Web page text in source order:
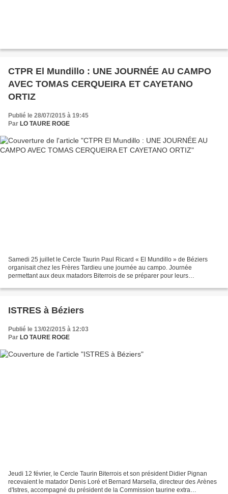
CTPR El Mundillo : UNE JOURNÉE AU CAMPO
AVEC TOMAS CERQUEIRA ET CAYETANO
ORTIZ
Publié le 28/07/2015 à 19:45
Par LO TAURE ROGE
Samedi 25 juillet le Cercle Taurin Paul Ricard « El Mundillo » de Béziers
organisait chez les Frères Tardieu une journée au campo. Journée
permettant aux deux matadors Biterrois de se préparer pour leurs
ISTRES à Béziers
Publié le 13/02/2015 à 12:03
Par LO TAURE ROGE
Jeudi 12 février, le Cercle Taurin Biterrois et son président Didier Pignan
recevaient le matador Denis Loré et Bernard Marsella, directeur des Arènes
d'Istres, accompagné du président de la Commission taurine extra